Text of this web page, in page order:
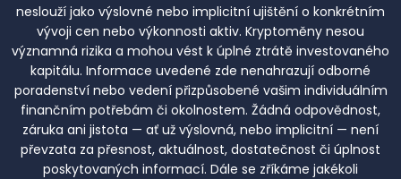
neslouží jako výslovné nebo implicitní ujištění o konkrétním
vývoji cen nebo výkonnosti aktiv. Kryptoměny nesou
významná rizika a mohou vést k úplné ztrátě investovaného
kapitálu. Informace uvedené zde nenahrazují odborné
poradenství nebo vedení přizpůsobené vašim individuálním
finančním potřebám či okolnostem. Žádná odpovědnost,
záruka ani jistota — ať už výslovná, nebo implicitní — není
převzata za přesnost, aktuálnost, dostatečnost či úplnost
poskytovaných informací. Dále se zříkáme jakékoli